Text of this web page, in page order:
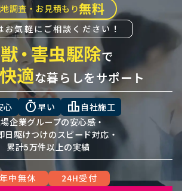
調査・お見積もり無料
お気軽にご相談ください！
・害虫駆除で
快適な暮らしをサポート
心 timer早い leaderboard 自社施工
場企業グループの安心感・
日駆けつけのスピード対応・
累計5万件以上の実績
年中無休
24H受付